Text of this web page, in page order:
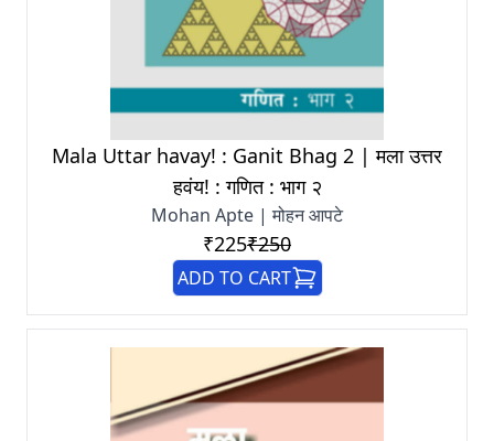
Mala Uttar havay! : Ganit Bhag 2 | मला उत्तर
हवंय! : गणित : भाग २
Mohan Apte | मोहन आपटे
₹225₹250
ADD TO CART